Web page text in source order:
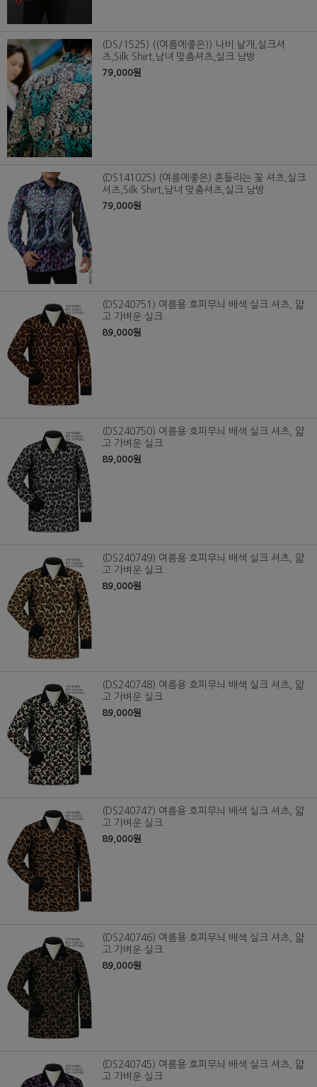
(DS/1525) ((여름에좋은)) 나비 날개,실크셔
츠,Silk Shirt,남녀 맞춤셔츠,실크 남방
79,000원
(DS141025) (여름에좋은) 흔들리는 꽃 셔츠,실크
셔츠,Silk Shirt,남녀 맞춤셔츠,실크 남방
79,000원
(DS240751) 여름용 호피무늬 배색 실크 셔츠, 얇
고 가벼운 실크
89,000원
(DS240750) 여름용 호피무늬 배색 실크 셔츠, 얇
고 가벼운 실크
89,000원
(DS240749) 여름용 호피무늬 배색 실크 셔츠, 얇
고 가벼운 실크
89,000원
(DS240748) 여름용 호피무늬 배색 실크 셔츠, 얇
고 가벼운 실크
89,000원
(DS240747) 여름용 호피무늬 배색 실크 셔츠, 얇
고 가벼운 실크
89,000원
(DS240746) 여름용 호피무늬 배색 실크 셔츠, 얇
고 가벼운 실크
89,000원
(DS240745) 여름용 호피무늬 배색 실크 셔츠, 얇
고 가벼운 실크